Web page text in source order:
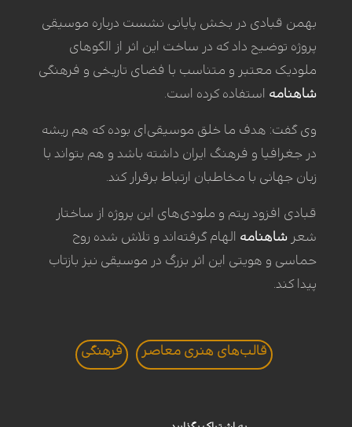
بهمن قبادی در بخش پایانی نشست درباره موسیقی
پروژه توضیح داد که در ساخت این اثر از الگوهای
ملودیک معتبر و متناسب با فضای تاریخی و فرهنگی
شاهنامه استفاده کرده است.
وی گفت: هدف ما خلق موسیقی‌ای بوده که هم ریشه
در جغرافیا و فرهنگ ایران داشته باشد و هم بتواند با
زبان جهانی با مخاطبان ارتباط برقرار کند.
قبادی افزود ریتم و ملودی‌های این پروژه از ساختار
شعر شاهنامه الهام گرفته‌اند و تلاش شده روح
حماسی و هویتی این اثر بزرگ در موسیقی نیز بازتاب
پیدا کند.
قالب‌های هنری معاصر فرهنگی